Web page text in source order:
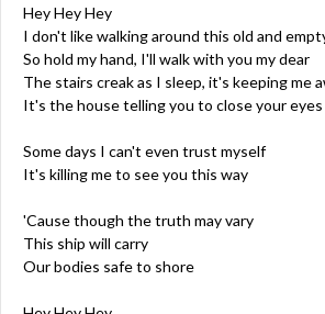
Hey Hey Hey
I don't like walking around this old and
So hold my hand, I'll walk with you my dear
The stairs creak as I sleep, it's keeping me
It's the house telling you to close your eyes
Some days I can't even trust myself
It's killing me to see you this way
'Cause though the truth may vary
This ship will carry
Our bodies safe to shore